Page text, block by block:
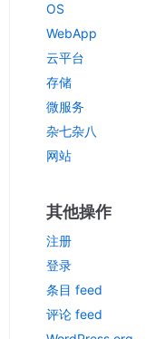
OS
WebApp
云平台
存储
微服务
杂七杂八
网站
其他操作
注册
登录
条目 feed
评论 feed